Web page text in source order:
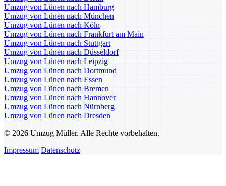
Umzug von Lünen nach Hamburg
Umzug von Lünen nach München
Umzug von Lünen nach Köln
Umzug von Lünen nach Frankfurt am Main
Umzug von Lünen nach Stuttgart
Umzug von Lünen nach Düsseldorf
Umzug von Lünen nach Leipzig
Umzug von Lünen nach Dortmund
Umzug von Lünen nach Essen
Umzug von Lünen nach Bremen
Umzug von Lünen nach Hannover
Umzug von Lünen nach Nürnberg
Umzug von Lünen nach Dresden
© 2026 Umzug Müller. Alle Rechte vorbehalten.
Impressum Datenschutz